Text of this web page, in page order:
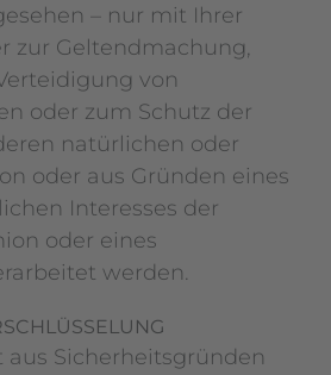
– nur mit Ihrer
zur Geltendmachung,
von
oder zum Schutz der
natürlichen oder
oder aus Gründen eines
Interesses der
oder eines
werden.
aus Sicherheitsgründen